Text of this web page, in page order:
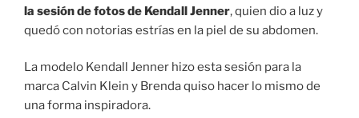
la sesión de fotos de Kendall Jenner, quien dio a luz y
quedó con notorias estrías en la piel de su abdomen.
La modelo Kendall Jenner hizo esta sesión para la
marca Calvin Klein y Brenda quiso hacer lo mismo de
una forma inspiradora.